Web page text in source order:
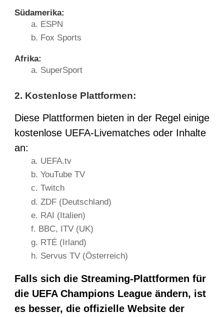
Südamerika:
a. ESPN
b. Fox Sports
Afrika:
a. SuperSport
2. Kostenlose Plattformen:
Diese Plattformen bieten in der Regel einige
kostenlose UEFA-Livematches oder Inhalte
an:
a. UEFA.tv
b. YouTube TV
c. Twitch
d. ZDF (Deutschland)
e. RAI (Italien)
f. BBC, ITV (UK)
g. RTÉ (Irland)
h. Servus TV (Österreich)
Falls sich die Streaming-Plattformen für
die UEFA Champions League ändern, ist
es besser, die offizielle Website der